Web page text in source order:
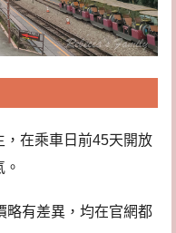
，在乘車日前45天開放
略有差異，均在官網都